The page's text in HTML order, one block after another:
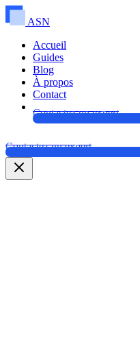
ASN
Accueil
Guides
Blog
À propos
Contact
Contactez un expert
Contactez un expert